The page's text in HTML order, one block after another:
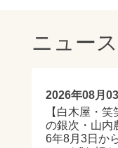
ニュー
2026年08月
【白木屋・
の銀次・山内
6年8月3日か